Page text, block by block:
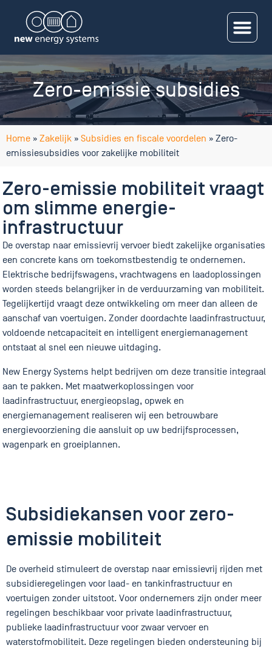
Zero-emissie subsidies
Home » Zakelijk » Subsidies en fiscale voordelen » Zero-
emissiesubsidies voor zakelijke mobiliteit
Zero-emissie mobiliteit vraagt
om slimme energie-
infrastructuur
De overstap naar emissievrij vervoer biedt zakelijke organisaties
een concrete kans om toekomstbestendig te ondernemen.
Elektrische bedrijfswagens, vrachtwagens en laadoplossingen
worden steeds belangrijker in de verduurzaming van mobiliteit.
Tegelijkertijd vraagt deze ontwikkeling om meer dan alleen de
aanschaf van voertuigen. Zonder doordachte laadinfrastructuur,
voldoende netcapaciteit en intelligent energiemanagement
ontstaat al snel een nieuwe uitdaging.
New Energy Systems helpt bedrijven om deze transitie integraal
aan te pakken. Met maatwerkoplossingen voor
laadinfrastructuur, energieopslag, opwek en
energiemanagement realiseren wij een betrouwbare
energievoorziening die aansluit op uw bedrijfsprocessen,
wagenpark en groeiplannen.
Subsidiekansen voor zero-
emissie mobiliteit
De overheid stimuleert de overstap naar emissievrij rijden met
subsidieregelingen voor laad- en tankinfrastructuur en
voertuigen zonder uitstoot. Voor ondernemers zijn onder meer
regelingen beschikbaar voor private laadinfrastructuur,
publieke laadinfrastructuur voor zwaar vervoer en
waterstofmobiliteit. Deze regelingen bieden ondersteuning bij